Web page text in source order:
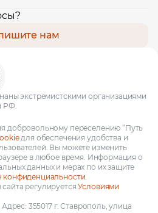
нам
экстремистскими организациями
РФ.
добровольному переселению “Путь
для обеспечения удобства и
Вы можете изменить
в любое время. Информация о
данных и мерах по их защите
конфиденциальности.
регулируетсяУсловиями
355017 г. Ставрополь, улица